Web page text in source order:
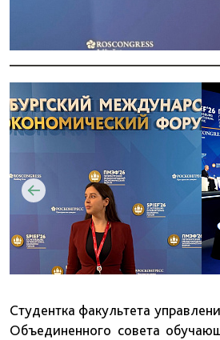
Студентка факультета
Объединенного совета